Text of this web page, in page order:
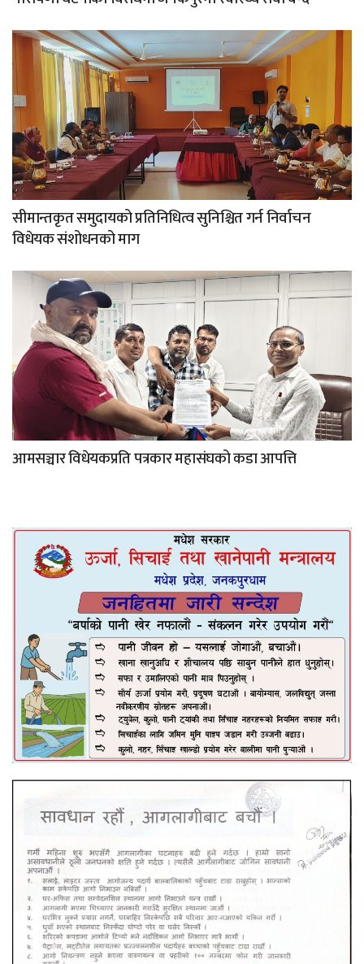
सीमान्तकृत समुदायको प्रतिनिधित्व सुनिश्चित गर्न निर्वाचन
विधेयक संशोधनको माग
आमसञ्चार विधेयकप्रति पत्रकार महासंघको कडा आपत्ति